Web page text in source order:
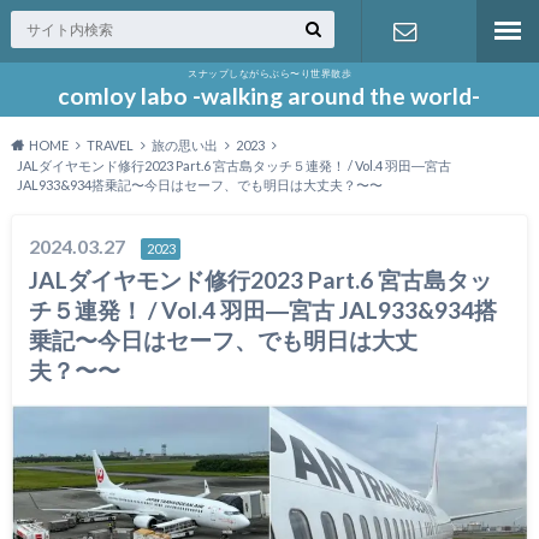
スナップしながらぶら〜り世界散歩
comloy labo -walking around the world-
お問い合わ
HOME TRAVEL 旅の思い出
2023
JALダイヤモンド修行2023 Part.6 宮古島タッチ５連発！ / Vol.4 羽田―宮古
JAL933&934搭乗記〜今日はセーフ、でも明日は大丈夫？〜〜
2024.03.27 2023
JALダイヤモンド修行2023 Part.6 宮古島タッ
チ５連発！ / Vol.4 羽田―宮古 JAL933&934搭
乗記〜今日はセーフ、でも明日は大丈
夫？〜〜